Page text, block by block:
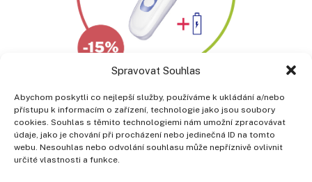
Spravovat Souhlas
Abychom poskytli co nejlepší služby, používáme k ukládání a/nebo
přístupu k informacím o zařízení, technologie jako jsou soubory
cookies. Souhlas s těmito technologiemi nám umožní zpracovávat
údaje, jako je chování při procházení nebo jedinečná ID na tomto
webu. Nesouhlas nebo odvolání souhlasu může nepříznivě ovlivnit
určité vlastnosti a funkce.
Poliklinika Prosek a. s.
Lovosická 440/40, 190 00 Praha 9
telefon: +420 266 010 111
Lékárna: +420 266 010 257